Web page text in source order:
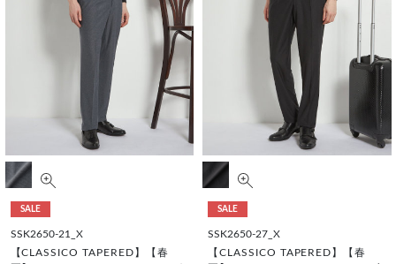
SALE
SSK2650-21_X
【CLASSICO TAPERED】【春
SALE
SSK2650-27_X
【CLASSICO TAPERED】【春